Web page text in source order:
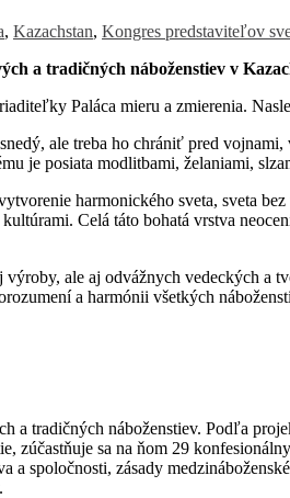
, Kazachstan, Kongres predstaviteľov
a tradičných náboženstiev v
Paláca mieru a zmierenia.
ale treba ho chrániť pred
je posiata modlitbami, želaniami,
harmonického sveta, sveta
Celá táto bohatá vrstva
výroby, ale aj odvážnych vedeckých
a harmónii všetkých
a tradičných náboženstiev. Podľa
zúčastňuje sa na ňom 29
a spoločnosti, zásady